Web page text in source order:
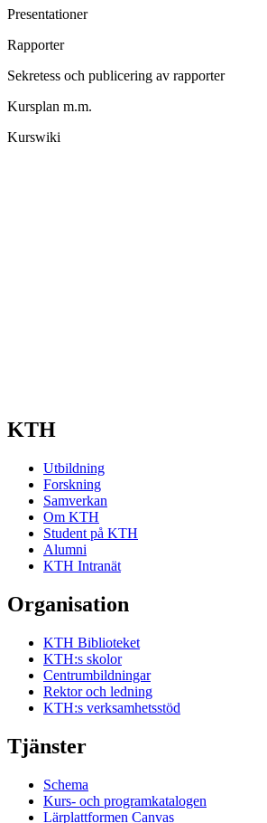
Presentationer
Rapporter
Sekretess och publicering av rapporter
Kursplan m.m.
Kurswiki
KTH
Utbildning
Forskning
Samverkan
Om KTH
Student på KTH
Alumni
KTH Intranät
Organisation
KTH Biblioteket
KTH:s skolor
Centrumbildningar
Rektor och ledning
KTH:s verksamhetsstöd
Tjänster
Schema
Kurs- och programkatalogen
Lärplattformen Canvas